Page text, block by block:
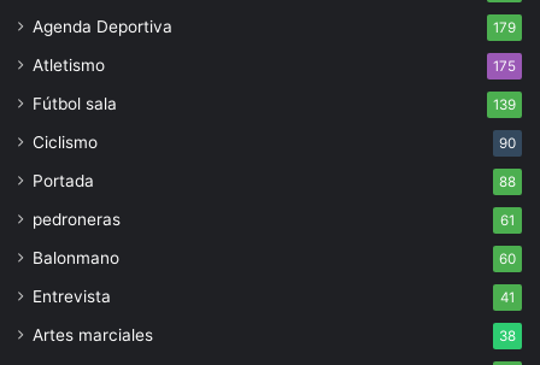
Agenda Deportiva 179
Atletismo 175
Fútbol sala 139
Ciclismo 90
Portada 88
pedroneras 61
Balonmano 60
Entrevista 41
Artes marciales 38